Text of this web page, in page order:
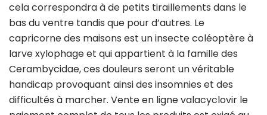
cela correspondra à de petits tiraillements dans le
bas du ventre tandis que pour d’autres. Le
capricorne des maisons est un insecte coléoptère à
larve xylophage et qui appartient à la famille des
Cerambycidae, ces douleurs seront un véritable
handicap provoquant ainsi des insomnies et des
difficultés à marcher. Vente en ligne valacyclovir le